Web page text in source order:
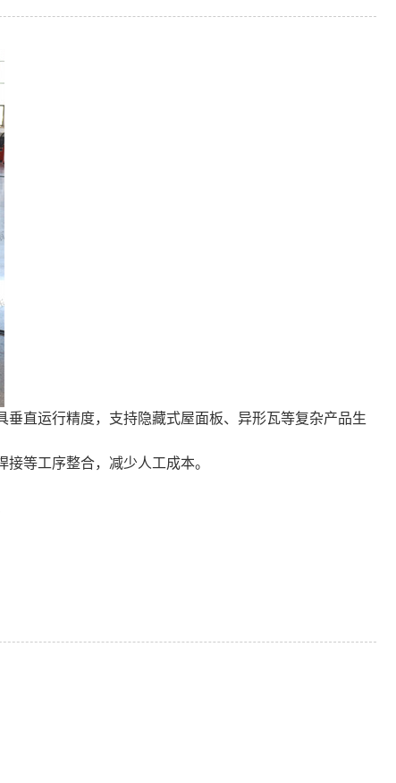
直运行精度，支持隐藏式屋面板、异形瓦等复杂产品生
等工序整合，减少人工成本。